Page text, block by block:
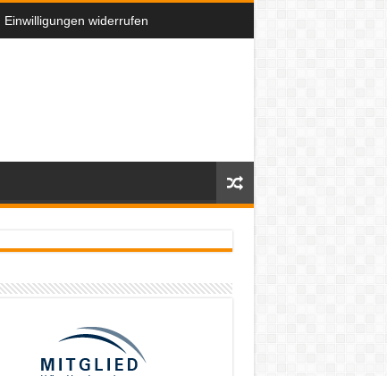
Einwilligungen widerrufen